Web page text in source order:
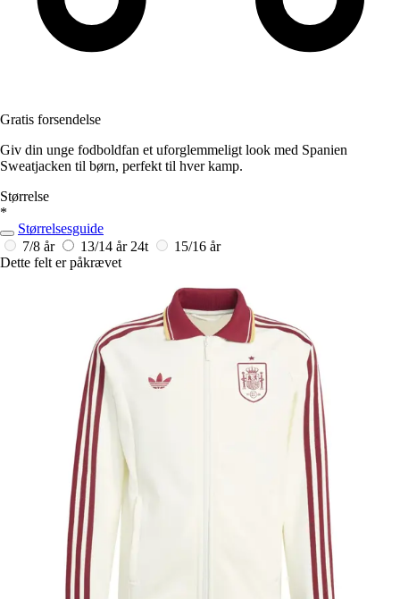
Gratis forsendelse
Giv din unge fodboldfan et uforglemmeligt look med Spanien
Sweatjacken til børn, perfekt til hver kamp.
Størrelse
*
Størrelsesguide
7/8 år
13/14 år 24t
15/16 år
Dette felt er påkrævet